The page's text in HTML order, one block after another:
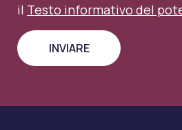
il Testo informativo del